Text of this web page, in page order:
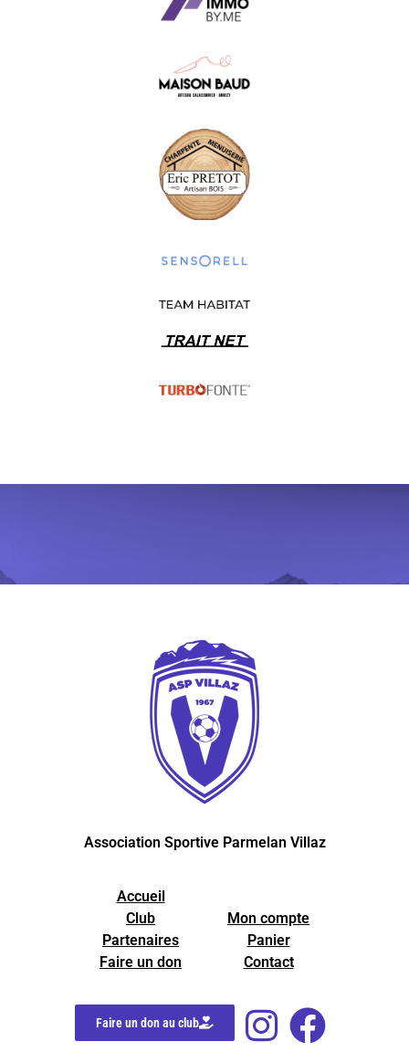
Association Sportive Parmelan Villaz
Accueil
Club
Partenaires
Faire un don
Mon compte
Panier
Contact
Faire un don au club